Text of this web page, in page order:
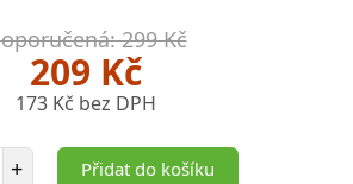
299 Kč
209 Kč
173 Kč bez DPH
položek
+ Přidat do košíku